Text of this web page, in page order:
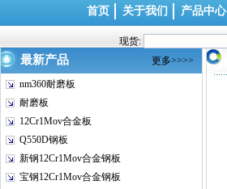
首页 关于我们 产品中心
现货:
最新产品 更多>>>>
nm360耐磨板
耐磨板
12Cr1Mov合金板
Q550D钢板
新钢12Cr1Mov合金钢板
宝钢12Cr1Mov合金钢板